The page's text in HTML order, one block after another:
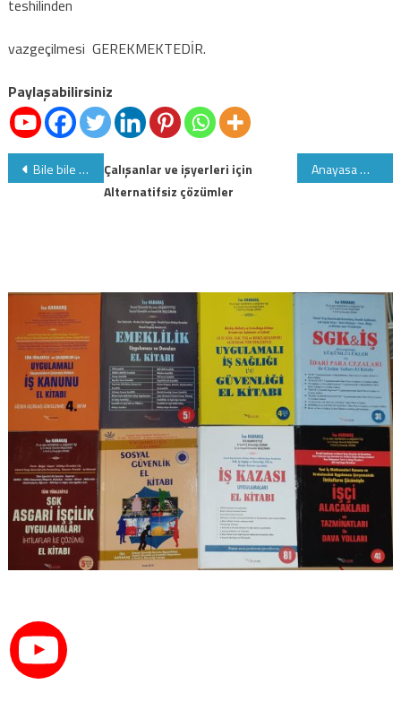
teshilinden
vazgeçilmesi GEREKMEKTEDİR.
Paylaşabilirsiniz
Yazı
gezinmesi
Bile bile lades Anayasa Mahkemesi Kararı:Devlet memurları…
Çalışanlar ve işyerleri için
Alternatifsiz çözümler